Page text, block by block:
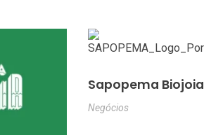
Sapopema Biojoia
Negócios